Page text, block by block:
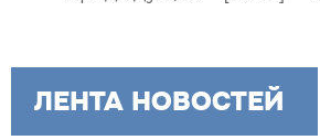
ЛЕНТА НОВОСТЕЙ